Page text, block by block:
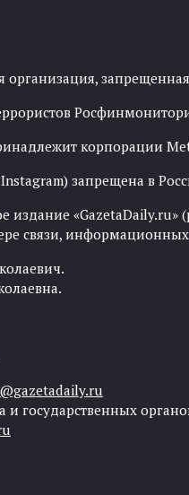
организация,
корпорации
запрещена в
«GazetaDaily.ru»
связи,
государственных